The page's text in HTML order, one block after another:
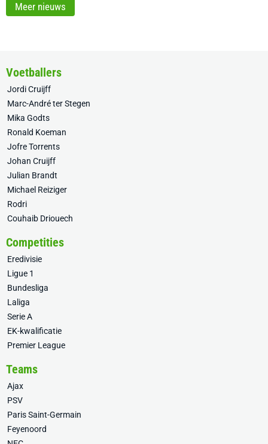
Meer nieuws
Voetballers
Jordi Cruijff
Marc-André ter Stegen
Mika Godts
Ronald Koeman
Jofre Torrents
Johan Cruijff
Julian Brandt
Michael Reiziger
Rodri
Couhaib Driouech
Competities
Eredivisie
Ligue 1
Bundesliga
Laliga
Serie A
EK-kwalificatie
Premier League
Teams
Ajax
PSV
Paris Saint-Germain
Feyenoord